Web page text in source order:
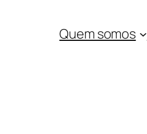
Quem somos